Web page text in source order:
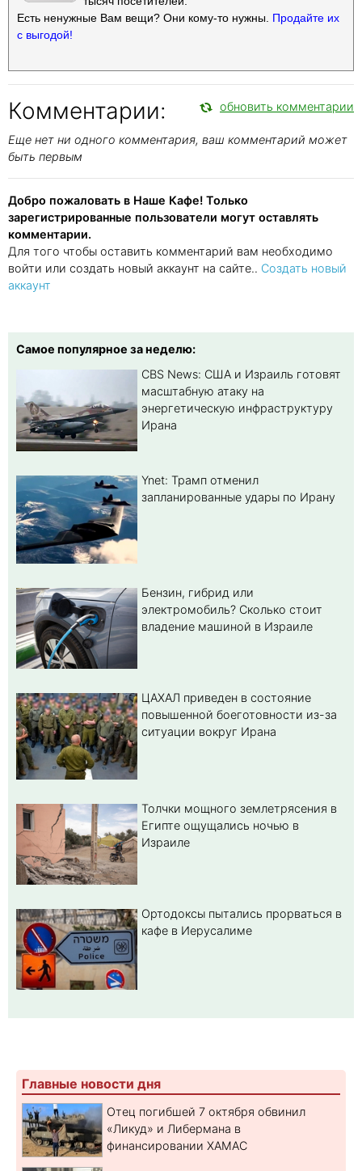
Есть ненужные Вам вещи? Они кому-то нужны. Продайте их
с выгодой!
Комментарии: обновить комментарии
Еще нет ни одного комментария, ваш комментарий может
быть первым
Добро пожаловать в Наше Кафе! Только
зарегистрированные пользователи могут оставлять
комментарии.
Для того чтобы оставить комментарий вам необходимо
войти или создать новый аккаунт на сайте.. Создать новый
аккаунт
Самое популярное за неделю:
CBS News: США и Израиль готовят
масштабную атаку на
энергетическую инфраструктуру
Ирана
Ynet: Трамп отменил
запланированные удары по Ирану
Бензин, гибрид или
электромобиль? Cколько стоит
владение машиной в Израиле
ЦАХАЛ приведен в состояние
повышенной боеготовности из-за
ситуации вокруг Ирана
Толчки мощного землетрясения в
Египте ощущались ночью в
Израиле
Ортодоксы пытались прорваться в
кафе в Иерусалиме
Главные новости дня
Отец погибшей 7 октября обвинил
«Ликуд» и Либермана в
финансировании ХАМАС